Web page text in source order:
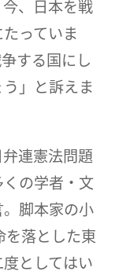
、日本を戦
っていま
する国にし
」と訴えま
連憲法問題
の学者・文
脚本家の小
を落とした東
としてはい